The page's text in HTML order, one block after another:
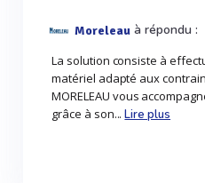
Moreleau à répondu :
La solution consiste à
matériel adapté aux
MORELEAU vous
grâce à son...Lire plus